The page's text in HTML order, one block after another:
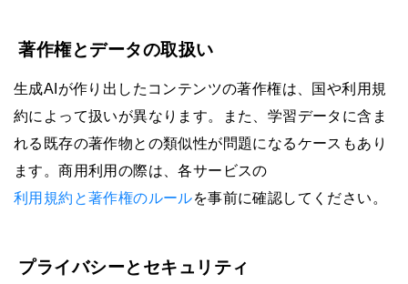
著作権とデータの取扱い
生成AIが作り出したコンテンツの著作権は、国や利用規
約によって扱いが異なります。また、学習データに含ま
れる既存の著作物との類似性が問題になるケースもあり
ます。商用利用の際は、各サービスの
利用規約と著作権のルールを事前に確認してください。
プライバシーとセキュリティ